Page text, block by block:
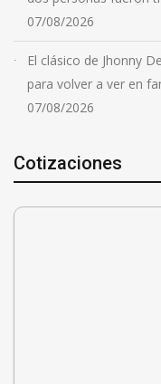
07/08/2026
El clásico de Jhonny
para volver a ver en
07/08/2026
Cotizaciones